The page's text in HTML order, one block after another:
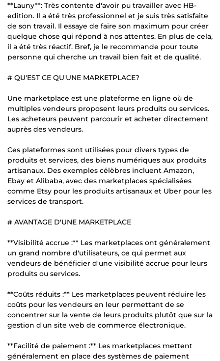
**Launy**: Très contente d'avoir pu travailler avec HB-
edition. Il a été très professionnel et je suis très satisfaite
de son travail. Il essaye de faire son maximum pour créer
quelque chose qui répond à nos attentes. En plus de cela,
il a été très réactif. Bref, je le recommande pour toute
personne qui cherche un travail bien fait et de qualité.
# QU'EST CE QU'UNE MARKETPLACE?
Une marketplace est une plateforme en ligne où de
multiples vendeurs proposent leurs produits ou services.
Les acheteurs peuvent parcourir et acheter directement
auprès des vendeurs.
Ces plateformes sont utilisées pour divers types de
produits et services, des biens numériques aux produits
artisanaux. Des exemples célèbres incluent Amazon,
Ebay et Alibaba, avec des marketplaces spécialisées
comme Etsy pour les produits artisanaux et Uber pour les
services de transport.
# AVANTAGE D'UNE MARKETPLACE
**Visibilité accrue :** Les marketplaces ont généralement
un grand nombre d'utilisateurs, ce qui permet aux
vendeurs de bénéficier d'une visibilité accrue pour leurs
produits ou services.
**Coûts réduits :** Les marketplaces peuvent réduire les
coûts pour les vendeurs en leur permettant de se
concentrer sur la vente de leurs produits plutôt que sur la
gestion d'un site web de commerce électronique.
**Facilité de paiement :** Les marketplaces mettent
généralement en place des systèmes de paiement